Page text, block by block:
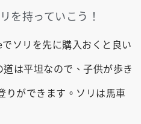
を持っていこう！
ソリを先に購入おくと良い
は平坦なので、子供が歩き
りができます。ソリは馬車